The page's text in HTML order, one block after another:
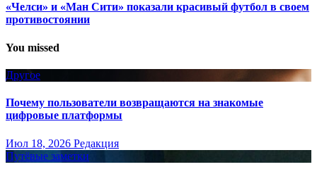
«Челси» и «Ман Сити» показали красивый футбол в своем
противостоянии
You missed
Другое
Почему пользователи возвращаются на знакомые
цифровые платформы
Июл 18, 2026 Редакция
Путёвые заметки